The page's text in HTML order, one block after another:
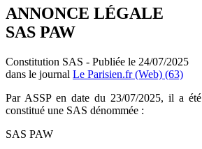
ANNONCE LÉGALE
SAS PAW
Constitution SAS - Publiée le 24/07/2025
dans le journal Le Parisien.fr (Web) (63)
Par ASSP en date du 23/07/2025, il a été
constitué une SAS dénommée :
SAS PAW